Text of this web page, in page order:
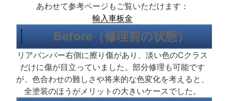
あわせて参考ページもご覧いただけます：
輸入車板金
Before（修理前の状態）
リアバンパー右側に擦り傷があり、淡い色のCクラス
だけに傷が目立っていました。部分修理も可能です
が、色合わせの難しさや将来的な色変化を考えると、
全塗装のほうがメリットの大きいケースでした。